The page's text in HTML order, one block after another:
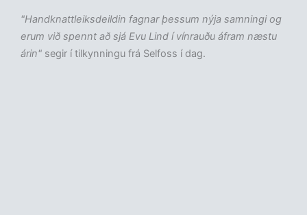
"Handknattleiksdeildin fagnar þessum nýja samningi og
erum við spennt að sjá Evu Lind í vínrauðu áfram næstu
árin" segir í tilkynningu frá Selfoss í dag.